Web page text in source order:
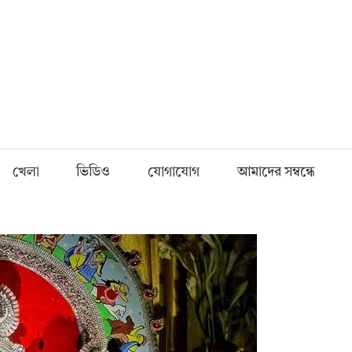
খেলা ভিডিও যোগাযোগ আমাদের সম্বন্ধে